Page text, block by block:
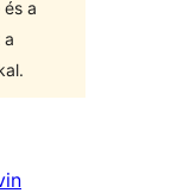
a
a